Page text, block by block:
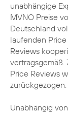
unabhängige
MVNO Preise
Deutschland
laufenden Price
Reviews
vertragsgemäß.
Price Reviews
zurückgezogen.
Unabhängig